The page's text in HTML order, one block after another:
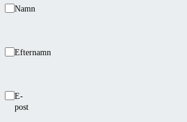
Namn
Efternamn
E-
post